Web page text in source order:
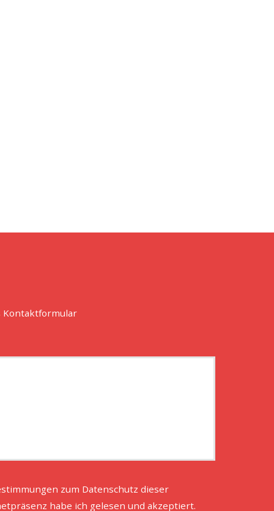
Kontaktformular
zum Datenschutz dieser
habe ich gelesen und akzeptiert.